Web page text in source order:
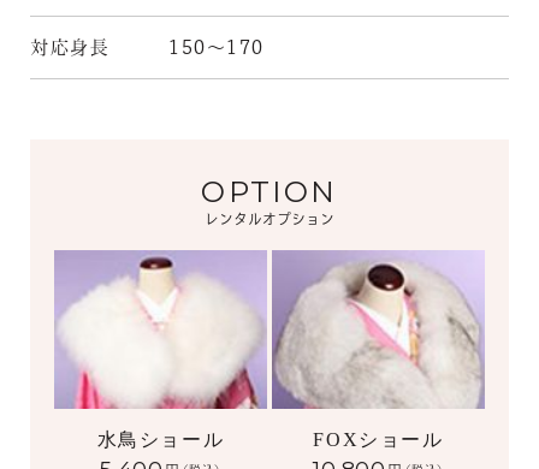
対応身長 150～170
OPTION
レンタルオプション
水鳥ショール FOXショール